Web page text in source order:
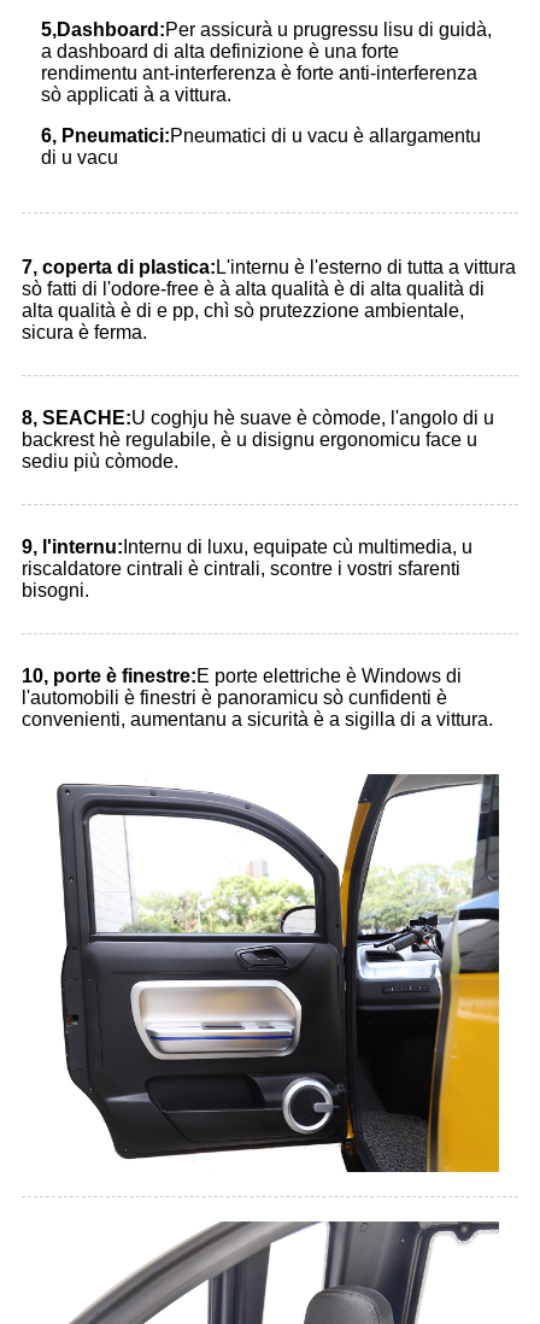
5,Dashboard:Per assicurà u prugressu lisu di guidà,
a dashboard di alta definizione è una forte
rendimentu ant-interferenza è forte anti-interferenza
sò applicati à a vittura.
6, Pneumatici:Pneumatici di u vacu è allargamentu
di u vacu
7, coperta di plastica: L'internu è l'esterno di tutta a vittura
sò fatti di l'odore-free è à alta qualità è di alta qualità di
alta qualità è di e pp, chì sò prutezzione ambientale,
sicura è ferma.
8, SEACHE:U coghju hè suave è còmode, l'angolo di u
backrest hè regulabile, è u disignu ergonomicu face u
sediu più còmode.
9, l'internu: Internu di luxu, equipate cù multimedia, u
riscaldatore cintrali è cintrali, scontre i vostri sfarenti
bisogni.
10, porte è finestre:E porte elettriche è Windows di
l'automobili è finestri è panoramicu sò cunfidenti è
convenienti, aumentanu a sicurità è a sigilla di a vittura.